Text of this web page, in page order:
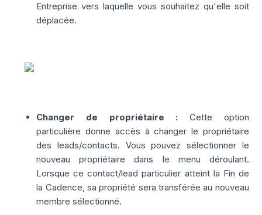
Entreprise vers laquelle vous souhaitez qu'elle soit
déplacée.
Changer de propriétaire : Cette option
particulière donne accès à changer le propriétaire
des leads/contacts. Vous pouvez sélectionner le
nouveau propriétaire dans le menu déroulant.
Lorsque ce contact/lead particulier atteint la Fin de
la Cadence, sa propriété sera transférée au nouveau
membre sélectionné.